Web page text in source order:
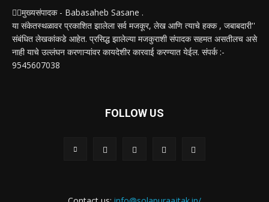
✍🏻मुख्यसंपादक - Babasaheb Sasane .
या संकेतस्थळावर प्रकाशित झालेला सर्व मजकूर, लेख आणि त्याचे हक्क , जबाबदारी''
संबंधित लेखकांकडे आहेत. प्रसिद्ध झालेल्या मजकुराशी संपादक सहमत असतीलच असे
नाही याचे उल्लंघन करणाऱ्यांवर कायदेशीर कारवाई करण्यात येईल. संपर्क :-
9545607038
FOLLOW US